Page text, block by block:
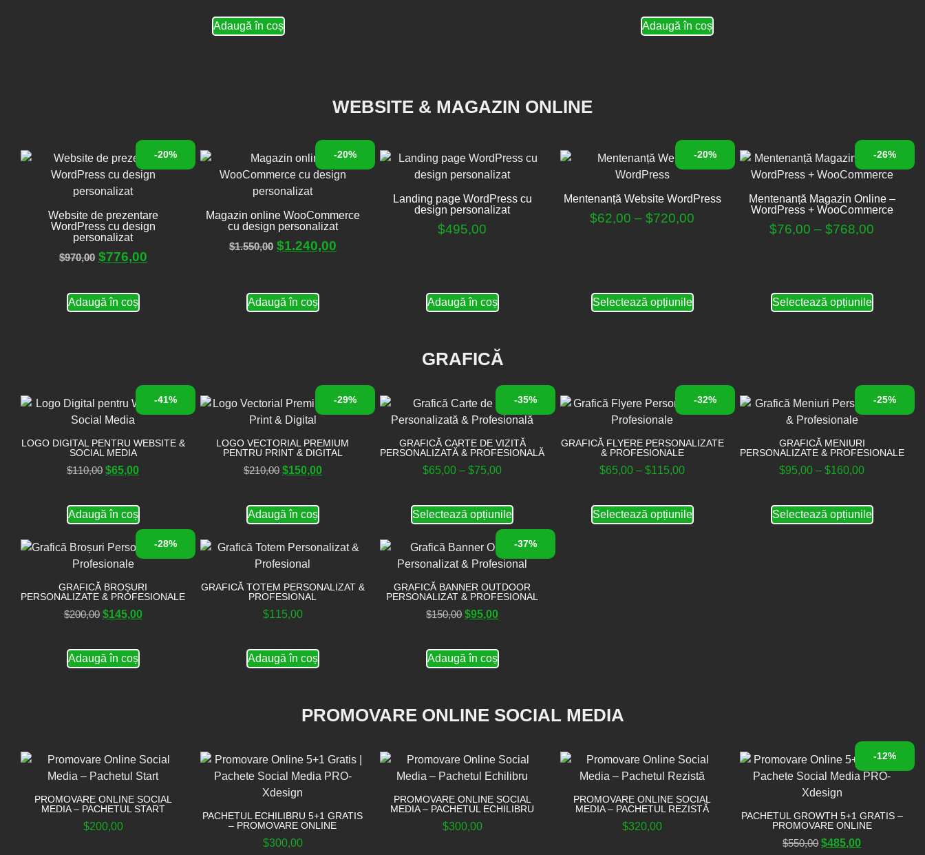
Adaugă în coș Adaugă în coș
WEBSITE & MAGAZIN ONLINE
-20%
Website de prezentare
WordPress cu design
personalizat
$970,00 $776,00
Adaugă în coș
-20%
Magazin online WooCommerce
cu design personalizat
$1.550,00 $1.240,00
Adaugă în coș
Landing page WordPress cu
design personalizat
$495,00
Adaugă în coș
-20%
Mentenanță Website WordPress
$62,00 – $720,00
Selectează opțiunile
-26%
Mentenanță Magazin Online –
WordPress + WooCommerce
$76,00 – $768,00
Selectează opțiunile
GRAFICĂ
-41%
LOGO DIGITAL PENTRU WEBSITE &
SOCIAL MEDIA
$110,00 $65,00
Adaugă în coș
-29%
LOGO VECTORIAL PREMIUM
PENTRU PRINT & DIGITAL
$210,00 $150,00
Adaugă în coș
-35%
GRAFICĂ CARTE DE VIZITĂ
PERSONALIZATĂ & PROFESIONALĂ
$65,00 – $75,00
Selectează opțiunile
-32%
GRAFICĂ FLYERE PERSONALIZATE
& PROFESIONALE
$65,00 – $115,00
Selectează opțiunile
-25%
GRAFICĂ MENIURI
PERSONALIZATE & PROFESIONALE
$95,00 – $160,00
Selectează opțiunile
-28%
GRAFICĂ BROȘURI
PERSONALIZATE & PROFESIONALE
$200,00 $145,00
Adaugă în coș
GRAFICĂ TOTEM PERSONALIZAT &
PROFESIONAL
$115,00
Adaugă în coș
-37%
GRAFICĂ BANNER OUTDOOR
PERSONALIZAT & PROFESIONAL
$150,00 $95,00
Adaugă în coș
PROMOVARE ONLINE SOCIAL MEDIA
PROMOVARE ONLINE SOCIAL
MEDIA – PACHETUL START
$200,00
PACHETUL ECHILIBRU 5+1 GRATIS
– PROMOVARE ONLINE
$300,00
PROMOVARE ONLINE SOCIAL
MEDIA – PACHETUL ECHILIBRU
$300,00
PROMOVARE ONLINE SOCIAL
MEDIA – PACHETUL REZISTĂ
$320,00
-12%
PACHETUL GROWTH 5+1 GRATIS –
PROMOVARE ONLINE
$550,00 $485,00